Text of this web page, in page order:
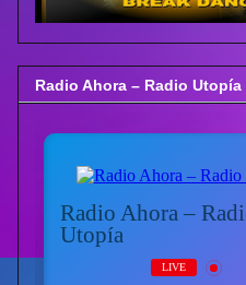
Radio Ahora – Radio Utopía